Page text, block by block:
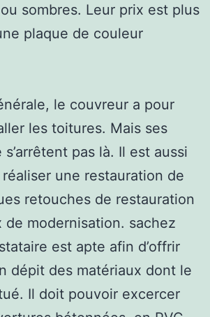
sombres. Leur prix est plus
plaque de couleur
le couvreur a pour
les toitures. Mais ses
pas là. Il est aussi
une restauration de
retouches de restauration
de modernisation. sachez
est apte afin d’offrir
dépit des matériaux dont le
Il doit pouvoir excercer